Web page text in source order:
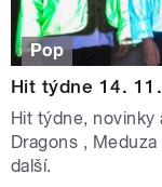
Pop
Hit týdne 14.
Hit týdne, novinky
Dragons ,
další.